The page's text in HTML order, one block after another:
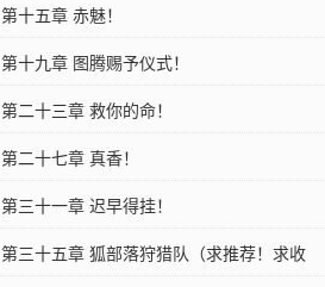
第十五章 赤魅！
第十九章 图腾赐予仪式！
第二十三章 救你的命！
第二十七章 真香！
第三十一章 迟早得挂！
第三十五章 狐部落狩猎队（求推荐！求收